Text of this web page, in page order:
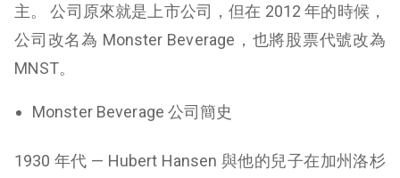
主。 公司原來就是上市公司，但在 2012 年的時候，
公司改名為 Monster Beverage，也將股票代號改為
MNST。
Monster Beverage 公司簡史
1930 年代 — Hubert Hansen 與他的兒子在加州洛杉